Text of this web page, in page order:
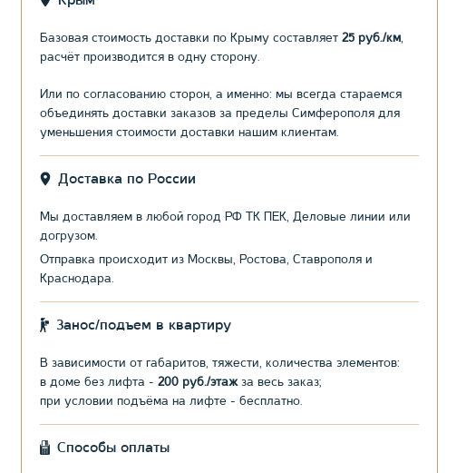
Базовая стоимость доставки по Крыму составляет 25 руб./км
расчёт производится в одну сторону.
Или по согласованию сторон, а именно: мы всегда стараемся
объединять доставки заказов за пределы Симферополя для
уменьшения стоимости доставки нашим клиентам.
Доставка по России
Мы доставляем в любой город РФ ТК ПЕК, Деловые линии или
догрузом.
Отправка происходит из Москвы, Ростова, Ставрополя и
Краснодара.
Занос/подъем в квартиру
В зависимости от габаритов, тяжести, количества элементов:
в доме без лифта - 200 руб./этажза весь заказ;
при условии подъёма на лифте - бесплатно.
Способы оплаты